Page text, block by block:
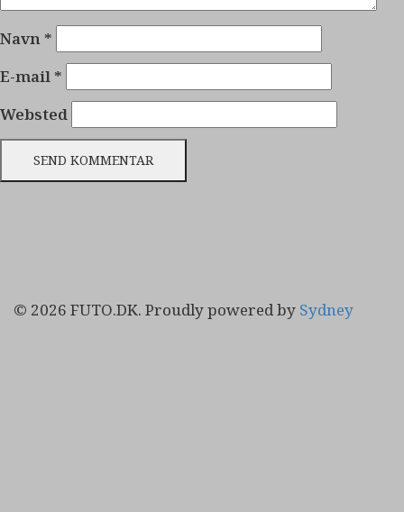
Navn *
E-mail *
Websted
© 2026 FUTO.DK. Proudly powered by Sydney